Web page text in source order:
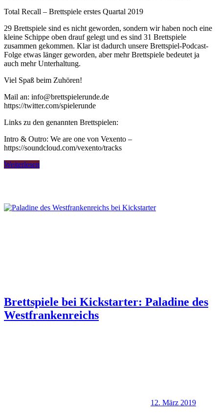
Total Recall – Brettspiele erstes Quartal 2019
29 Brettspiele sind es nicht geworden, sondern wir haben noch eine
kleine Schippe oben drauf gelegt und es sind 31 Brettspiele
zusammen gekommen. Klar ist dadurch unsere Brettspiel-Podcast-
Folge etwas länger geworden, aber mehr Brettspiele bedeutet ja
auch mehr Unterhaltung.
Viel Spaß beim Zuhören!
Mail an: info@brettspielerunde.de
https://twitter.com/spielerunde
Links zu den genannten Brettspielen:
Intro & Outro: We are one von Vexento –
https://soundcloud.com/vexento/tracks
Weiterlesen
Brettspiele bei Kickstarter: Paladine des
Westfrankenreichs
12. März 2019